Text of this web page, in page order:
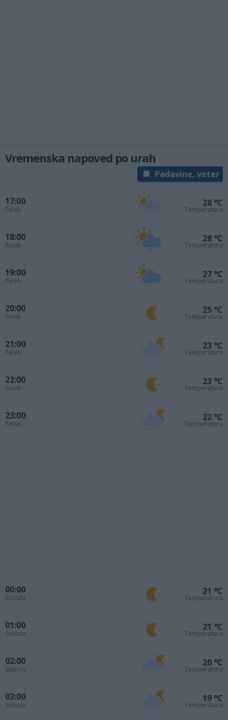
Vremenska napoved po urah
Padavine, veter
17:00
Petek
28 °C
Temperatura
18:00
Petek
28 °C
Temperatura
19:00
Petek
27 °C
Temperatura
20:00
Petek
25 °C
Temperatura
21:00
Petek
23 °C
Temperatura
22:00
Petek
23 °C
Temperatura
23:00
Petek
22 °C
Temperatura
00:00
Sobota
21 °C
Temperatura
01:00
Sobota
21 °C
Temperatura
02:00
Sobota
20 °C
Temperatura
03:00
Sobota
19 °C
Temperatura